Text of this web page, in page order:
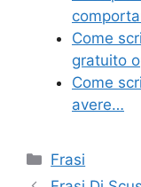
o
k
Come
gratuito
Come
avere…
Categorie
Frasi